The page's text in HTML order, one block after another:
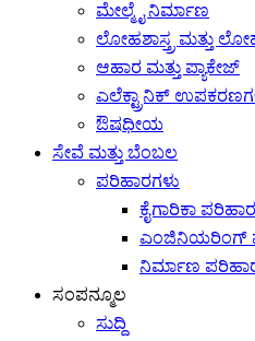
ಮೇಲ್ಮೈ ನಿರ್ಮಾಣ
ಲೋಹಶಾಸ್ತ್ರ ಮತ್ತು
ಆಹಾರ ಮತ್ತು ಪ್ಯಾಕೇಜ್
ಎಲೆಕ್ಟ್ರಾನಿಕ್
ಔಷಧೀಯ
ಸೇವೆ ಮತ್ತು ಬೆಂಬಲ
ಪರಿಹಾರಗಳು
ಕೈಗಾರಿಕಾ
ಎಂಜಿನಿಯರಿಂಗ್
ನಿರ್ಮಾಣ
ಸಂಪನ್ಮೂಲ
ಸುದ್ದಿ